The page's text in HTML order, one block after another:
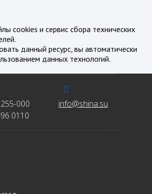
000
0110
info@shina.su
cookies и сервис сбора технических
данный ресурс, вы автоматически
данных технологий.